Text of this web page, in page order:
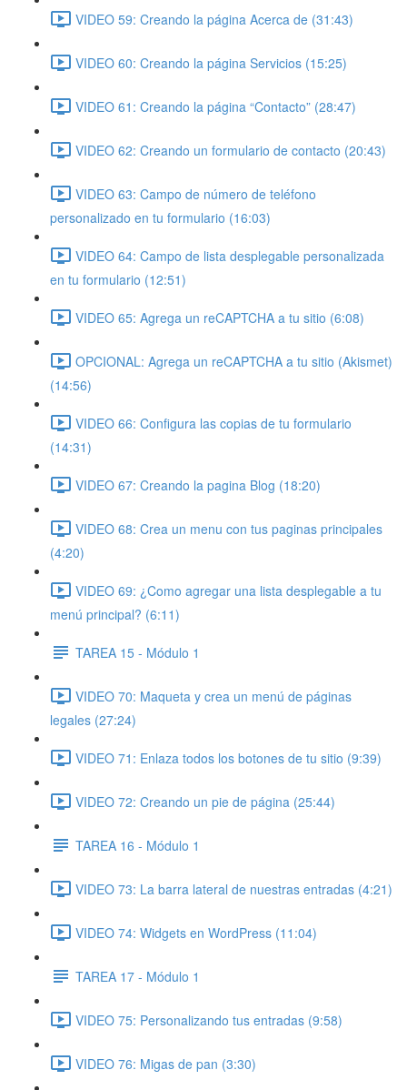
VIDEO 59: Creando la página Acerca de (31:43)
VIDEO 60: Creando la página Servicios (15:25)
VIDEO 61: Creando la página “Contacto” (28:47)
VIDEO 62: Creando un formulario de contacto (20:43)
VIDEO 63: Campo de número de teléfono
personalizado en tu formulario (16:03)
VIDEO 64: Campo de lista desplegable personalizada
en tu formulario (12:51)
VIDEO 65: Agrega un reCAPTCHA a tu sitio (6:08)
OPCIONAL: Agrega un reCAPTCHA a tu sitio (Akismet)
(14:56)
VIDEO 66: Configura las copias de tu formulario
(14:31)
VIDEO 67: Creando la pagina Blog (18:20)
VIDEO 68: Crea un menu con tus paginas principales
(4:20)
VIDEO 69: ¿Como agregar una lista desplegable a tu
menú principal? (6:11)
TAREA 15 - Módulo 1
VIDEO 70: Maqueta y crea un menú de páginas
legales (27:24)
VIDEO 71: Enlaza todos los botones de tu sitio (9:39)
VIDEO 72: Creando un pie de página (25:44)
TAREA 16 - Módulo 1
VIDEO 73: La barra lateral de nuestras entradas (4:21)
VIDEO 74: Widgets en WordPress (11:04)
TAREA 17 - Módulo 1
VIDEO 75: Personalizando tus entradas (9:58)
VIDEO 76: Migas de pan (3:30)